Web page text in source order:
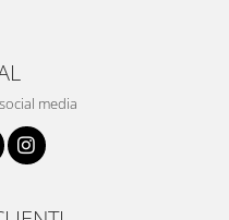
media